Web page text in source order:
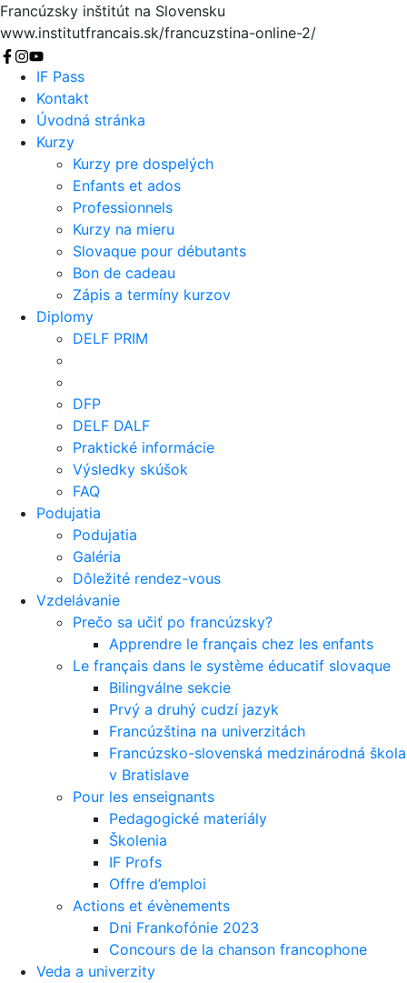
Francúzsky inštitút na Slovensku
www.institutfrancais.sk/francuzstina-online-2/
Vyhľadať
IF Pass
Kontakt
Úvodná stránka
Kurzy
Kurzy pre dospelých
Enfants et ados
Professionnels
Kurzy na mieru
Slovaque pour débutants
Bon de cadeau
Zápis a termíny kurzov
Diplomy
DELF PRIM
DFP
DELF DALF
Praktické informácie
Výsledky skúšok
FAQ
Podujatia
Podujatia
Galéria
Dôležité rendez-vous
Vzdelávanie
Prečo sa učiť po francúzsky?
Apprendre le français chez les enfants
Le français dans le système éducatif slovaque
Bilingválne sekcie
Prvý a druhý cudzí jazyk
Francúzština na univerzitách
Francúzsko-slovenská medzinárodná škola
v Bratislave
Pour les enseignants
Pedagogické materiály
Školenia
IF Profs
Offre d’emploi
Actions et évènements
Dni Frankofónie 2023
Concours de la chanson francophone
Veda a univerzity